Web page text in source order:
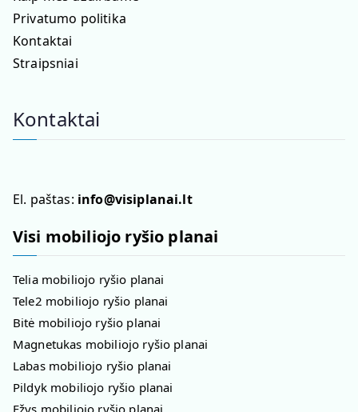
Privatumo politika
Kontaktai
Straipsniai
Kontaktai
El. paštas: info@visiplanai.lt
Visi mobiliojo ryšio planai
Telia mobiliojo ryšio planai
Tele2 mobiliojo ryšio planai
Bitė mobiliojo ryšio planai
Magnetukas mobiliojo ryšio planai
Labas mobiliojo ryšio planai
Pildyk mobiliojo ryšio planai
Ežys mobiliojo ryšio planai